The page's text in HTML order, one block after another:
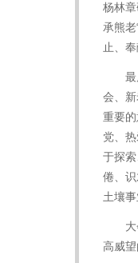
杨林
承熊
止、
会、
重要
党、
于探
倦、
土壤
高威望